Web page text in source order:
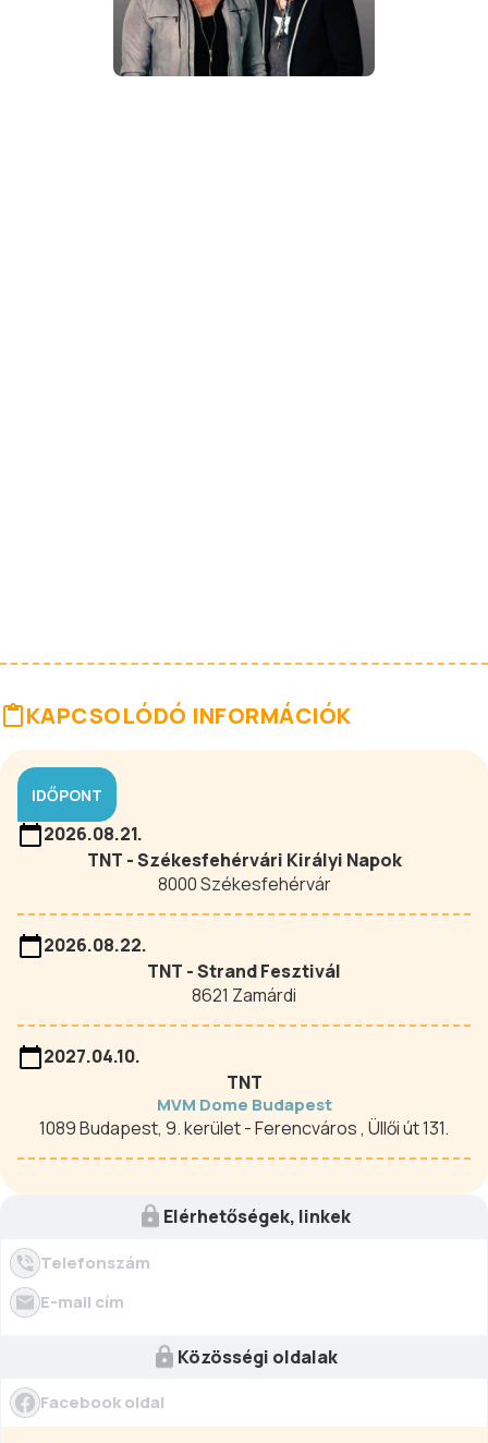
KAPCSOLÓDÓ INFORMÁCIÓK
IDŐPONT
2026.08.21.
TNT - Székesfehérvári Királyi Napok
8000 Székesfehérvár
2026.08.22.
TNT - Strand Fesztivál
8621 Zamárdi
2027.04.10.
TNT
MVM Dome Budapest
1089 Budapest, 9. kerület - Ferencváros , Üllői út 131.
Elérhetőségek, linkek
Telefonszám
E-mail cím
Közösségi oldalak
Facebook oldal